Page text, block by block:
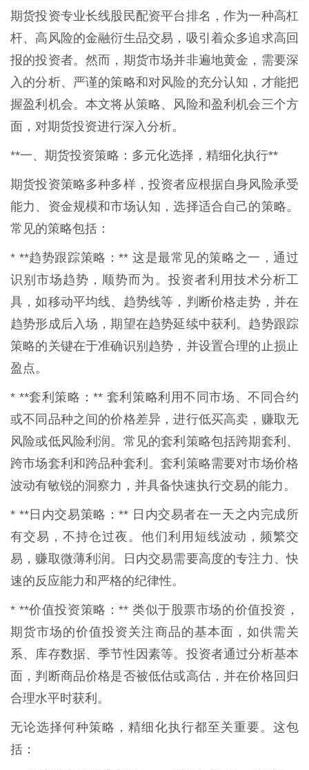
期货投资专业长线股民配资平台排名，作为一种高杠
杆、高风险的金融衍生品交易，吸引着众多追求高回
报的投资者。然而，期货市场并非遍地黄金，需要深
入的分析、严谨的策略和对风险的充分认知，才能把
握盈利机会。本文将从策略、风险和盈利机会三个方
面，对期货投资进行深入分析。
**一、期货投资策略：多元化选择，精细化执行**
期货投资策略多种多样，投资者应根据自身风险承受
能力、资金规模和市场认知，选择适合自己的策略。
常见的策略包括：
* **趋势跟踪策略：** 这是最常见的策略之一，通过
识别市场趋势，顺势而为。投资者利用技术分析工
具，如移动平均线、趋势线等，判断价格走势，并在
趋势形成后入场，期望在趋势延续中获利。趋势跟踪
策略的关键在于准确识别趋势，并设置合理的止损止
盈点。
* **套利策略：** 套利策略利用不同市场、不同合约
或不同品种之间的价格差异，进行低买高卖，赚取无
风险或低风险利润。常见的套利策略包括跨期套利、
跨市场套利和跨品种套利。套利策略需要对市场价格
波动有敏锐的洞察力，并具备快速执行交易的能力。
* **日内交易策略：** 日内交易者在一天之内完成所
有交易，不持仓过夜。他们利用短线波动，频繁交
易，赚取微薄利润。日内交易需要高度的专注力、快
速的反应能力和严格的纪律性。
* **价值投资策略：** 类似于股票市场的价值投资，
期货市场的价值投资关注商品的基本面，如供需关
系、库存数据、季节性因素等。投资者通过分析基本
面，判断商品价格是否被低估或高估，并在价格回归
合理水平时获利。
无论选择何种策略，精细化执行都至关重要。这包
括：